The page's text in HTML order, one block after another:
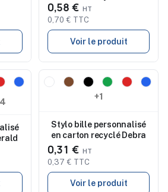
0,58 €
0,70 € TTC
Voir le produit
Nouveau
+1
Stylo bille personnalisé
en carton recyclé Debra
0,31 €
0,37 € TTC
Voir le produit